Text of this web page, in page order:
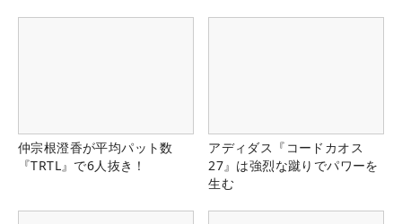
仲宗根澄香が平均パット数
『TRTL』で6人抜き！
アディダス『コードカオス
27』は強烈な蹴りでパワーを
生む